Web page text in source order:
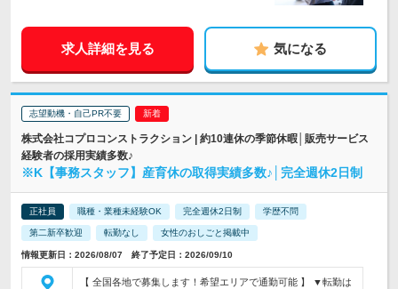
求人詳細を見る 気になる
志望動機・自己PR不要
株式会社コプロコンストラクション | 約10連休の季節休暇│販売サービス
経験者の採用実績多数♪
※K【事務スタッフ】産育休の取得実績多数♪│完全週休2日制
正社員 職種・業種未経験OK 完全週休2日制 学歴不問
第二新卒歓迎 転勤なし 女性のおしごと掲載中
情報更新日：2026/08/07 終了予定日：2026/09/10
【 全国各地で募集します！希望エリアで通勤可能 】 ▼転勤は